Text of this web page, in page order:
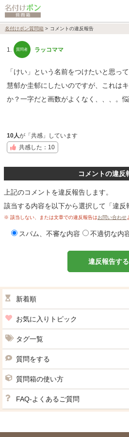
名付けポン質問箱 > コメントの違反報告
1. ラッコママ
「けい」という名前をつけたいと思って
慧郁か圭郁にしたいのですが、これは
か？一字だと画数がよくなく、、、。悩
10人が「共感」しています
共感した：10
コメントの違反
上記のコメントを違反報告します。
該当する内容を以下から選択して「違反
※ 該当しない、または文章での違反報告はお問い合わせ
スパム、不審な内容 不適切な内
違反報告する
新着順
お気に入りトピック
タグ一覧
質問をする
質問箱の使い方
FAQ-よくあるご質問